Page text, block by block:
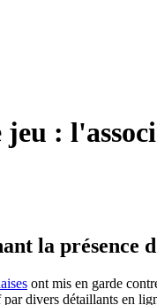
:
la présence
ont mis en garde
divers détaillants en